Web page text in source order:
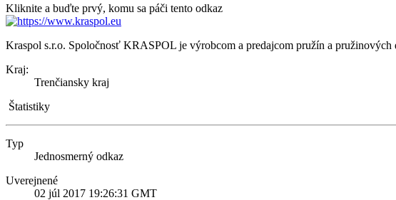
Kliknite a buďte prvý, komu sa páči tento odkaz
Kraspol s.r.o. Spoločnosť KRASPOL je výrobcom a predajcom pružín a
Kraj:
Trenčiansky kraj
Štatistiky
Typ
Jednosmerný odkaz
Uverejnené
02 júl 2017 19:26:31 GMT